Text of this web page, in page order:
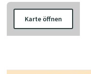
Karte öffnen